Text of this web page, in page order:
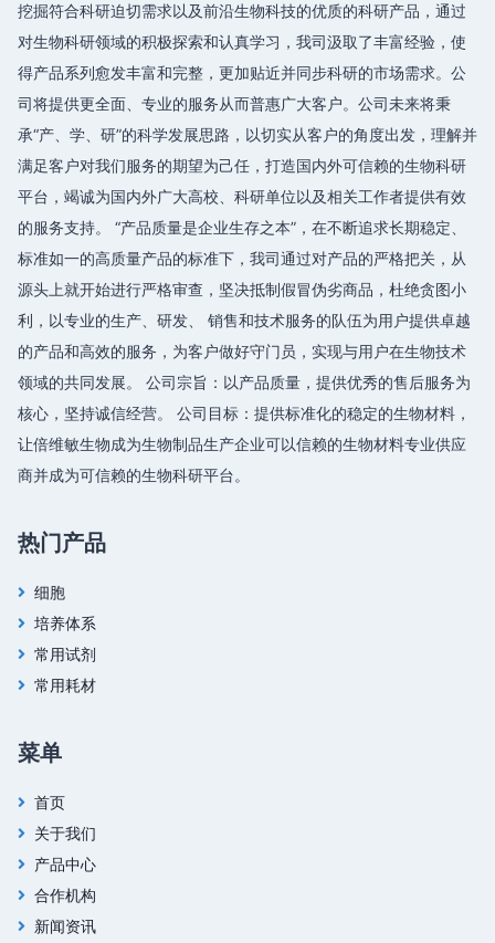
挖掘符合科研迫切需求以及前沿生物科技的优质的科研产品，通过
对生物科研领域的积极探索和认真学习，我司汲取了丰富经验，使
得产品系列愈发丰富和完整，更加贴近并同步科研的市场需求。公
司将提供更全面、专业的服务从而普惠广大客户。公司未来将秉
承“产、学、研”的科学发展思路，以切实从客户的角度出发，理解并
满足客户对我们服务的期望为己任，打造国内外可信赖的生物科研
平台，竭诚为国内外广大高校、科研单位以及相关工作者提供有效
的服务支持。 “产品质量是企业生存之本”，在不断追求长期稳定、
标准如一的高质量产品的标准下，我司通过对产品的严格把关，从
源头上就开始进行严格审查，坚决抵制假冒伪劣商品，杜绝贪图小
利，以专业的生产、研发、 销售和技术服务的队伍为用户提供卓越
的产品和高效的服务，为客户做好守门员，实现与用户在生物技术
领域的共同发展。 公司宗旨：以产品质量，提供优秀的售后服务为
核心，坚持诚信经营。 公司目标：提供标准化的稳定的生物材料，
让倍维敏生物成为生物制品生产企业可以信赖的生物材料专业供应
商并成为可信赖的生物科研平台。
热门产品
细胞
培养体系
常用试剂
常用耗材
菜单
首页
关于我们
产品中心
合作机构
新闻资讯